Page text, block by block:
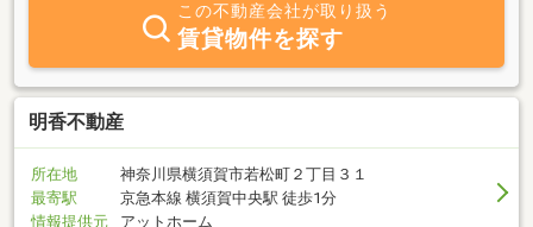
この不動産会社が取り扱う
賃貸物件を探す
明香不動産
所在地
神奈川県横須賀市若松町２丁目３１
最寄駅
京急本線 横須賀中央駅 徒歩1分
情報提供元
アットホーム